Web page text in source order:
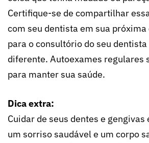
Certifique-se de compartilhar
com seu dentista em sua
para o consultório do seu
diferente. Autoexames regulares
para manter sua saúde.
Dica extra:
Cuidar de seus dentes e
um sorriso saudável e um corpo